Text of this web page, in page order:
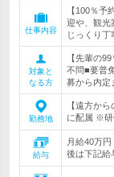
仕事内容
【100％
迎や、観光
じっくり
対象と
なる方
【先輩の
不問■要普
募から内定
勤務地
【遠方か
に配属 ※研
給与
月給40万
後は下記給